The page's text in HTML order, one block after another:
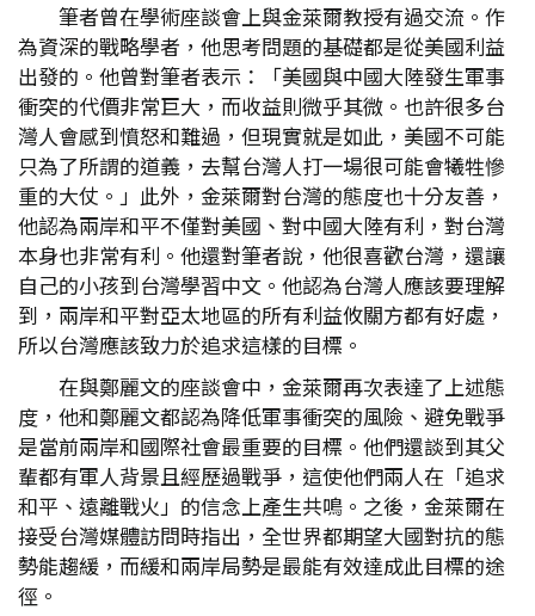
筆者曾在學術座談會上與金萊爾教授有過交流。作
為資深的戰略學者，他思考問題的基礎都是從美國利益
出發的。他曾對筆者表示：「美國與中國大陸發生軍事
衝突的代價非常巨大，而收益則微乎其微。也許很多台
灣人會感到憤怒和難過，但現實就是如此，美國不可能
只為了所謂的道義，去幫台灣人打一場很可能會犧牲慘
重的大仗。」此外，金萊爾對台灣的態度也十分友善，
他認為兩岸和平不僅對美國、對中國大陸有利，對台灣
本身也非常有利。他還對筆者說，他很喜歡台灣，還讓
自己的小孩到台灣學習中文。他認為台灣人應該要理解
到，兩岸和平對亞太地區的所有利益攸關方都有好處，
所以台灣應該致力於追求這樣的目標。
在與鄭麗文的座談會中，金萊爾再次表達了上述態
度，他和鄭麗文都認為降低軍事衝突的風險、避免戰爭
是當前兩岸和國際社會最重要的目標。他們還談到其父
輩都有軍人背景且經歷過戰爭，這使他們兩人在「追求
和平、遠離戰火」的信念上產生共鳴。之後，金萊爾在
接受台灣媒體訪問時指出，全世界都期望大國對抗的態
勢能趨緩，而緩和兩岸局勢是最能有效達成此目標的途
徑。